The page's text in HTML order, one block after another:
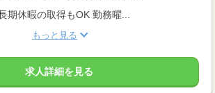
休暇の取得もOK 勤務曜...
もっと見る
求人詳細を見る